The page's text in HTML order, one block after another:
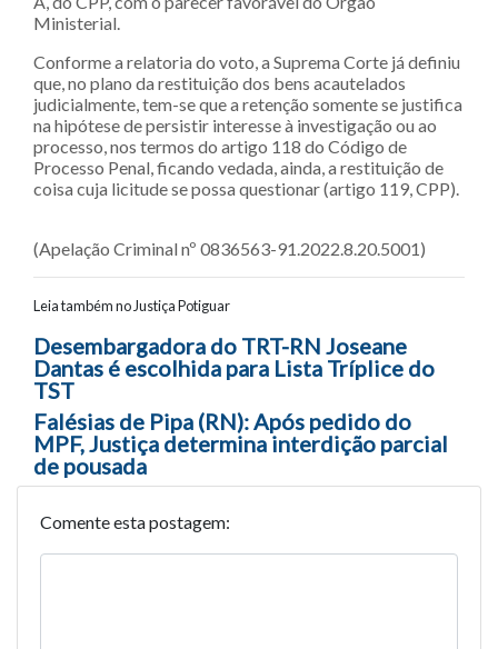
Ministerial.
Conforme a relatoria do voto, a Suprema Corte já definiu
que, no plano da restituição dos bens acautelados
judicialmente, tem-se que a retenção somente se justifica
na hipótese de persistir interesse à investigação ou ao
processo, nos termos do artigo 118 do Código de
Processo Penal, ficando vedada, ainda, a restituição de
coisa cuja licitude se possa questionar (artigo 119, CPP).
(Apelação Criminal nº 0836563-91.2022.8.20.5001)
Leia também no Justiça Potiguar
Navegação entre posts
Desembargadora do TRT-RN Joseane
Dantas é escolhida para Lista Tríplice do
TST
Falésias de Pipa (RN): Após pedido do
MPF, Justiça determina interdição parcial
de pousada
Comente esta postagem: